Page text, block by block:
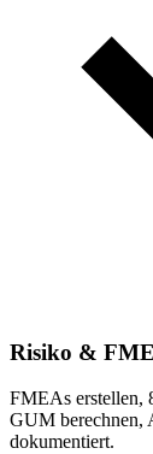
Risiko &
FMEAs erstellen,
GUM berechnen,
dokumentiert.